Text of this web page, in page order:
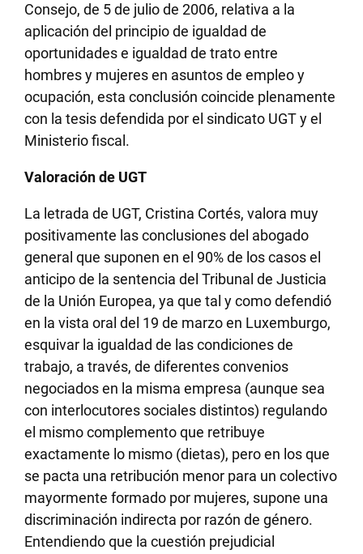
Consejo, de 5 de julio de 2006, relativa a la
aplicación del principio de igualdad de
oportunidades e igualdad de trato entre
hombres y mujeres en asuntos de empleo y
ocupación, esta conclusión coincide plenamente
con la tesis defendida por el sindicato UGT y el
Ministerio fiscal.
Valoración de UGT
La letrada de UGT, Cristina Cortés, valora muy
positivamente las conclusiones del abogado
general que suponen en el 90% de los casos el
anticipo de la sentencia del Tribunal de Justicia
de la Unión Europea, ya que tal y como defendió
en la vista oral del 19 de marzo en Luxemburgo,
esquivar la igualdad de las condiciones de
trabajo, a través, de diferentes convenios
negociados en la misma empresa (aunque sea
con interlocutores sociales distintos) regulando
el mismo complemento que retribuye
exactamente lo mismo (dietas), pero en los que
se pacta una retribución menor para un colectivo
mayormente formado por mujeres, supone una
discriminación indirecta por razón de género.
Entendiendo que la cuestión prejudicial